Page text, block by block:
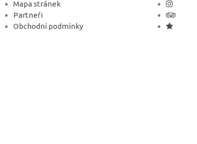
Mapa stránek
Partneři
Obchodní podmínky